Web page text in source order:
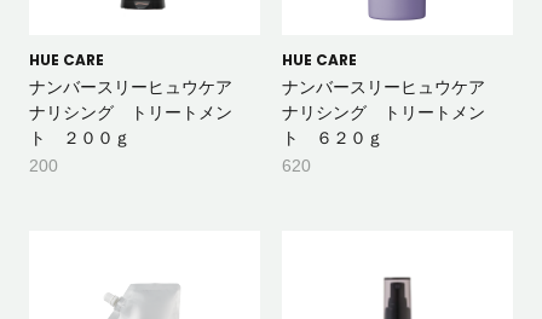
HUE CARE
ナンバースリーヒュウケア
ナリシング トリートメン
ト ２００ｇ
200
HUE CARE
ナンバースリーヒュウケア
ナリシング トリートメン
ト ６２０ｇ
620